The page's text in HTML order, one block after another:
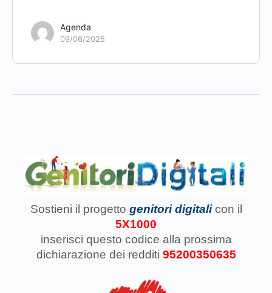
Agenda
09/06/2025
Sostieni il progetto genitori digitali con il
5X1000
inserisci questo codice alla prossima
dichiarazione dei redditi 95200350635